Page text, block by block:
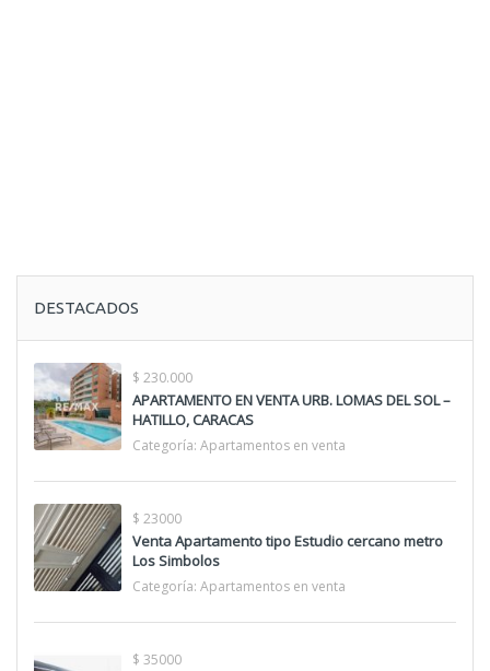
DESTACADOS
$ 230.000
APARTAMENTO EN VENTA URB. LOMAS DEL SOL –
HATILLO, CARACAS
Categoría: Apartamentos en venta
$ 23000
Venta Apartamento tipo Estudio cercano metro
Los Simbolos
Categoría: Apartamentos en venta
$ 35000